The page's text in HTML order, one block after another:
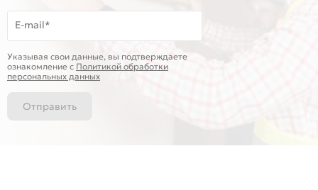
E-mail*
Указывая свои данные, вы подтверждаете
ознакомление c Политикой обработки
персональных данных
Отправить